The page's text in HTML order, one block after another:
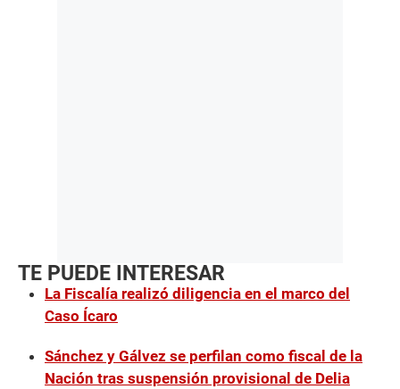
TE PUEDE INTERESAR
La Fiscalía realizó diligencia en el marco del
Caso Ícaro
Sánchez y Gálvez se perfilan como fiscal de la
Nación tras suspensión provisional de Delia